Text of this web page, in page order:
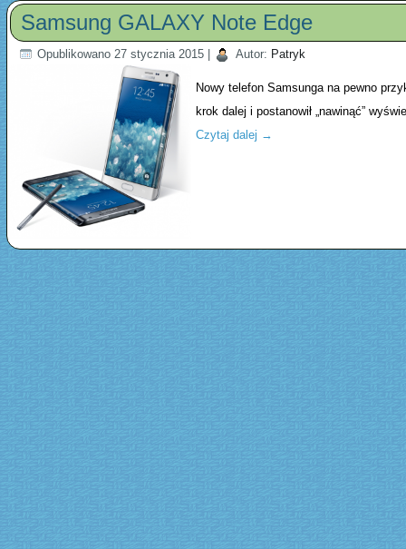
Samsung GALAXY Note Edge
Opublikowano 27 stycznia 2015 Autor: Patryk
Nowy telefon Samsunga na pewno
krok dalej i postanowił „nawinąć”
Czytaj dalej →